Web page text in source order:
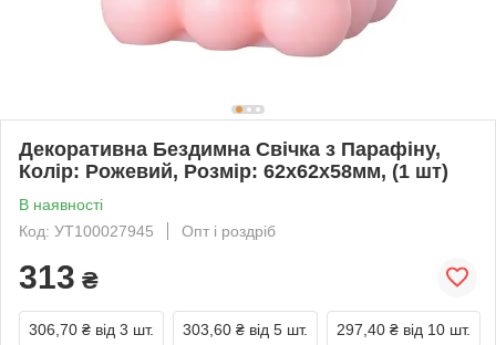
Декоративна Бездимна Свічка з Парафіну,
Колір: Рожевий, Розмір: 62х62х58мм, (1 шт)
В наявності
Код: УТ100027945
Опт і роздріб
313 ₴
306,70 ₴ від 3 шт. 303,60 ₴ від 5 шт. 297,40 ₴ від 10 шт.